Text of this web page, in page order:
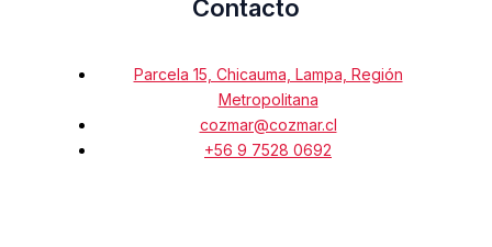
Contacto
Parcela 15, Chicauma, Lampa, Región
Metropolitana
cozmar@cozmar.cl
+56 9 7528 0692